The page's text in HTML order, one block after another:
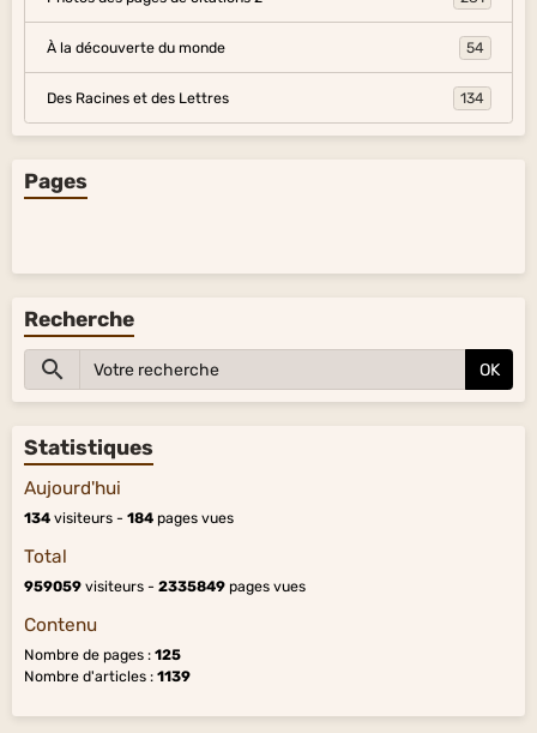
À la découverte du monde 54
Des Racines et des Lettres 134
Pages
Recherche
OK
Statistiques
Aujourd'hui
134 visiteurs - 184 pages vues
Total
959059 visiteurs - 2335849 pages vues
Contenu
Nombre de pages : 125
Nombre d'articles : 1139